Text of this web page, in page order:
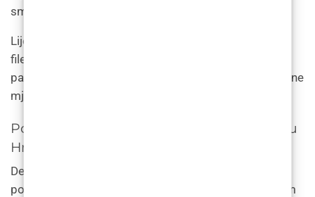
smanjili rizik od komplikacija.
Liječnici također koriste visokokvalitetne dermalne
filera koje je odobrila FDA kako bi osigurali sigurnost
pacijenata. Cijene u Poliklinici LF odražavaju sigurnosne
mjere i tehniku ubrizgavanja koju koriste liječnici.
Pomlađivanje čeljusti dermalnim filerima u
Hrvatskoj
Dermalni fileri također se mogu koristiti za
pomlađivanje linije čeljusti dodavanjem volumena tom